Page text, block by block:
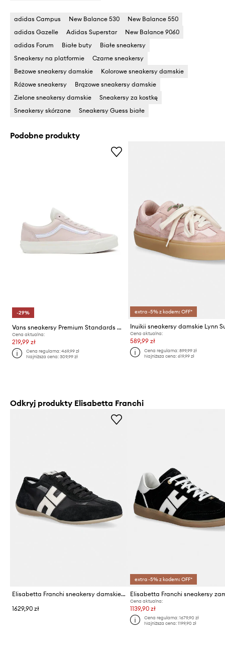
adidas Campus New Balance 530
New Balance 550
adidas Gazelle
Adidas Superstar
New Balance 9060
adidas Forum
Białe buty
Białe sneakersy
Sneakersy na platformie
Czarne sneakersy
Beżowe sneakersy damskie
Kolorowe sneakersy damskie
Różowe sneakersy
Brązowe sneakersy damskie
Zielone sneakersy damskie
Sneakersy za kostkę
Sneakersy skórzane
Sneakersy Guess białe
Podobne produkty
-29%
Vans sneakersy Premium Standards Old Skool Reissue 36
Cena aktualna:
219,99 zł
Cena regularna:469,99 zł
Najniższa cena:309,99 zł
extra -5% z kodem: OFF*
Inuikii sneakersy damskie Lynn
Cena aktualna:
589,99 zł
Cena regularna: 899,99 zł
Najniższa cena: 619,99 zł
Odkryj produkty Elisabetta Franchi
Elisabetta Franchi sneakersy damskie zamszowe
1629,90 zł
extra -5% z kodem: OFF*
Cena aktualna:
1139,90 zł
Cena regularna: 1679,90 zł
Najniższa cena: 1199,90 zł